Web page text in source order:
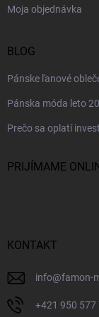
Moja objednávka
BLOG
Pánske ľanové
Pánska móda leto
Prečo sa oplatí
PRIJÍMAME
KONTAKT
info@famon-
+421 950 577